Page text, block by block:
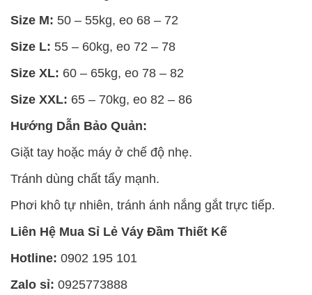
Size M: 50 – 55kg, eo 68 – 72
Size L: 55 – 60kg, eo 72 – 78
Size XL: 60 – 65kg, eo 78 – 82
Size XXL: 65 – 70kg, eo 82 – 86
Hướng Dẫn Bảo Quản:
Giặt tay hoặc máy ở chế độ nhẹ.
Tránh dùng chất tẩy mạnh.
Phơi khô tự nhiên, tránh ánh nắng gắt trực tiếp.
Liên Hệ Mua Sỉ Lẻ Váy Đầm Thiết Kế
Hotline: 0902 195 101
Zalo sỉ: 0925773888